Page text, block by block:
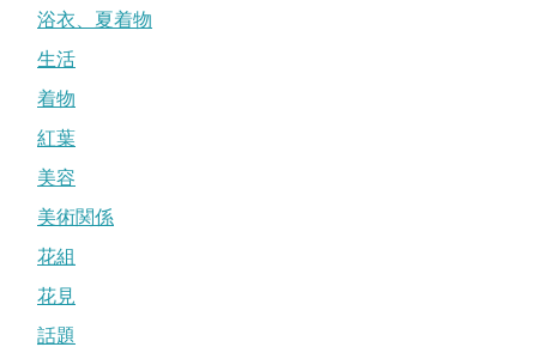
浴衣、夏着物
生活
着物
紅葉
美容
美術関係
花組
花見
話題